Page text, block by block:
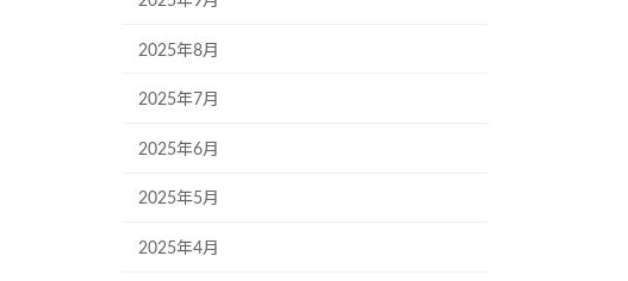
2025年8月
2025年7月
2025年6月
2025年5月
2025年4月